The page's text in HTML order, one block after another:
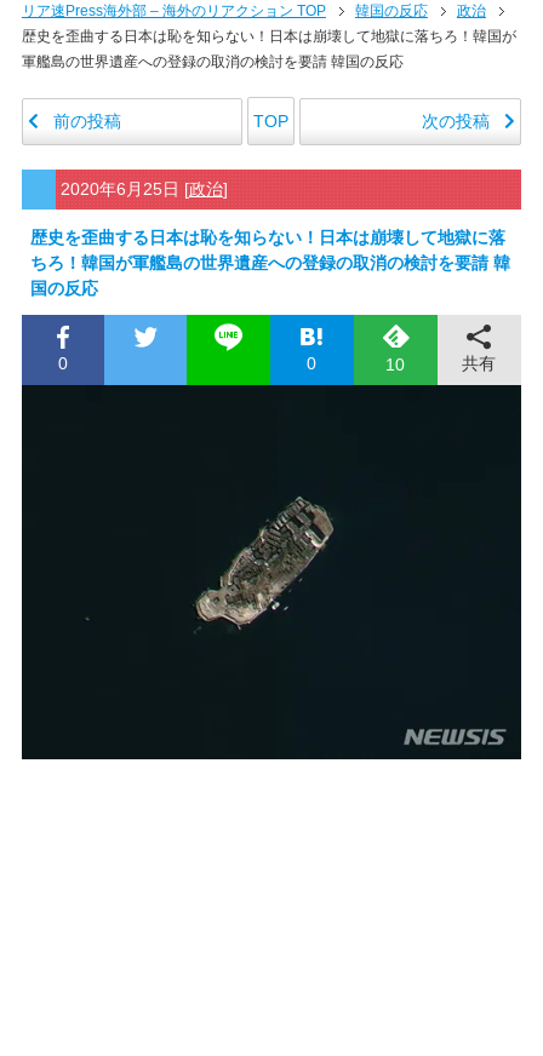
リア速Press海外部 – 海外のリアクション TOP 韓国の反応
政治
歴史を歪曲する日本は恥を知らない！日本は崩壊して地獄に落ちろ！韓国が
軍艦島の世界遺産への登録の取消の検討を要請 韓国の反応
前の投稿 TOP 次の投稿
2020年6月25日 [政治]
歴史を歪曲する日本は恥を知らない！日本は崩壊して地獄に落
ちろ！韓国が軍艦島の世界遺産への登録の取消の検討を要請 韓
国の反応
0 0 10 共有